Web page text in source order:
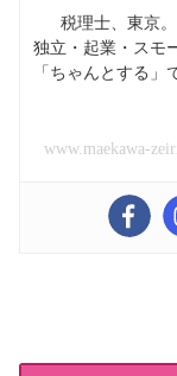
税理士、東京
独立・起業・スモ
「ちゃんとする
www.maekawa-